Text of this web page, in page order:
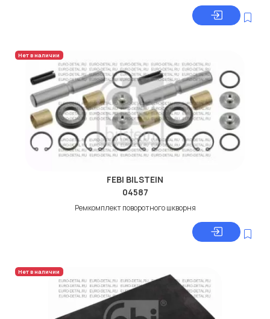
Нет в наличии
FEBI BILSTEIN
04587
Ремкомплект поворотного шкворня
Нет в наличии